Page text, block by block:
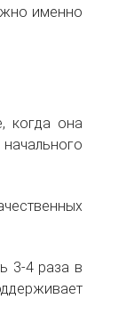
именно
когда она
3-4 раза в